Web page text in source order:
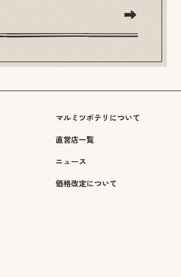
マルミツポテリについて
直営店一覧
ニュース
価格改定について